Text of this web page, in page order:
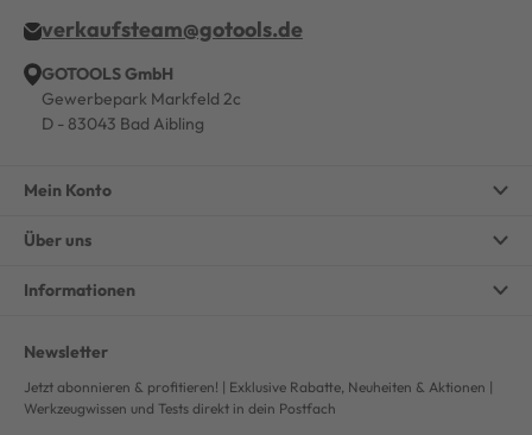
verkaufsteam@gotools.de
GOTOOLS GmbH
Gewerbepark Markfeld 2c
D - 83043 Bad Aibling
Mein Konto
Über uns
Informationen
Newsletter
Jetzt abonnieren & profitieren! | Exklusive Rabatte, Neuheiten & Aktionen |
Werkzeugwissen und Tests direkt in dein Postfach